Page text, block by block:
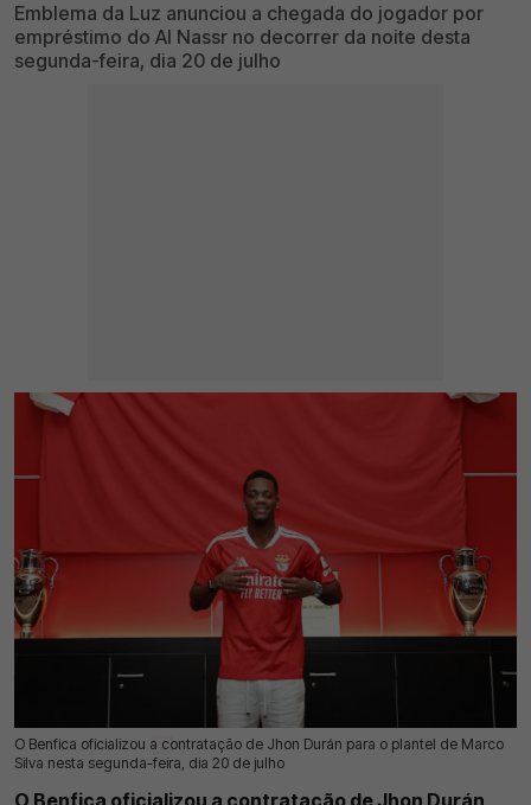
Emblema da Luz anunciou a chegada do jogador por
empréstimo do Al Nassr no decorrer da noite desta
segunda-feira, dia 20 de julho
O Benfica oficializou a contratação de Jhon Durán para o plantel de Marco
Silva nesta segunda-feira, dia 20 de julho
20 Jul 2026 | 22:07 | 0
O Benfica oficializou a contratação de Jhon Durán